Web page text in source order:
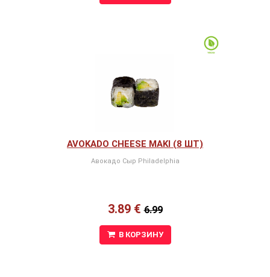
AVOKADO CHEESE MAKI (8 ШТ)
Авокадо Сыр Philadelphia
3.89 €6.99
В КОРЗИНУ